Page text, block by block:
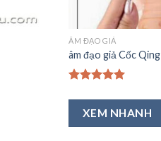
ÂM ĐẠO GIẢ
âm đạo giả Cốc Qing
hạng5.00
5 sao
XEM NHANH